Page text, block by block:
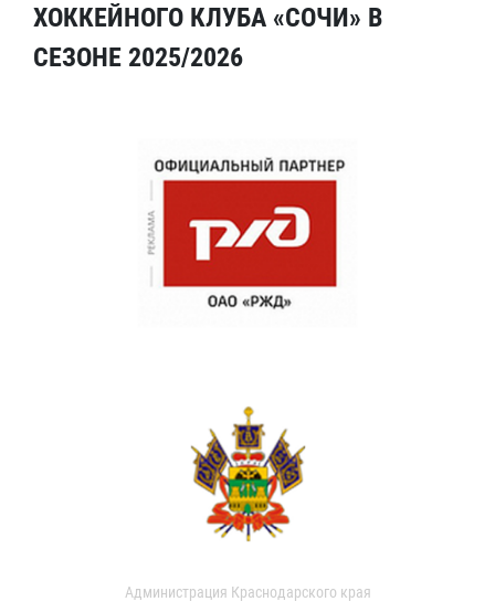
ХОККЕЙНОГО КЛУБА «СОЧИ» В
СЕЗОНЕ 2025/2026
Администрация Краснодарского края